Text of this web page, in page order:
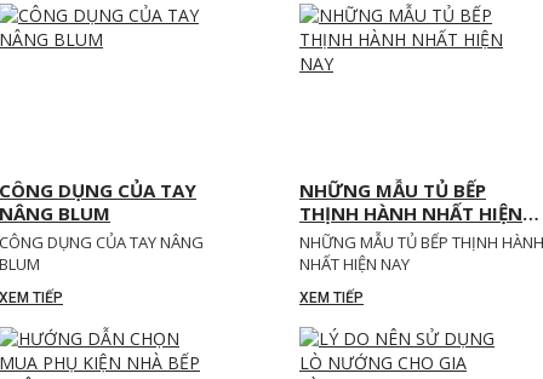
CÔNG DỤNG CỦA TAY
NÂNG BLUM
CÔNG DỤNG CỦA TAY NÂNG
BLUM
XEM TIẾP
NHỮNG MẪU TỦ BẾP
THỊNH HÀNH NHẤT HIỆN
NAY
NHỮNG MẪU TỦ BẾP THỊNH HÀNH
NHẤT HIỆN NAY
XEM TIẾP